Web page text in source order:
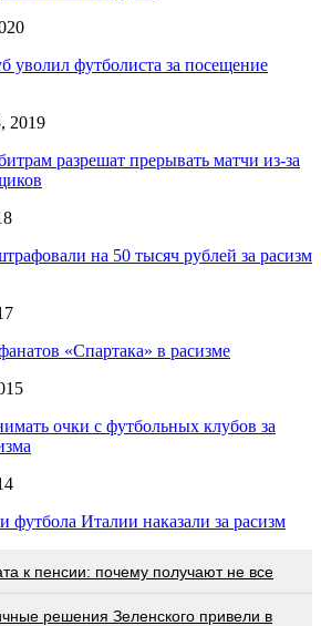
уволил футболиста за посещение
2019
разрешат прерывать матчи из-за
на 50 тысяч рублей за расизм
«Спартака» в расизме
очки с футбольных клубов за
футбола Италии наказали за расизм
к пенсии: почему получают не все
решения Зеленского привели в